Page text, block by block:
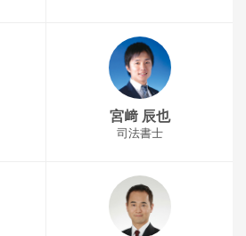
宮﨑 辰也
司法書士